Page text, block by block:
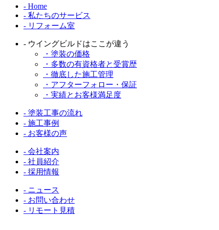
- Home
- 私たちのサービス
- リフォーム室
- ウイングビルドはここが違う
・塗装の価格
・多数の有資格者と受賞歴
・徹底した施工管理
・アフターフォロー・保証
・実績とお客様満足度
- 塗装工事の流れ
- 施工事例
- お客様の声
- 会社案内
- 社員紹介
- 採用情報
- ニュース
- お問い合わせ
- リモート見積